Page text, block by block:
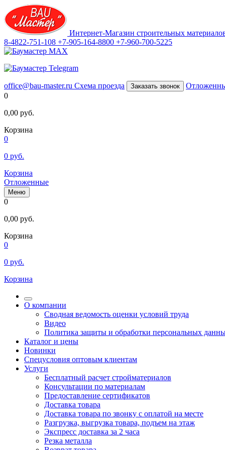
Интернет-Магазин строительных
8-4822-751-108 +7-905-164-8800 +7-960-700-5225
office@bau-master.ru Схема проезда Заказать звонок
0
0,00 руб.
Корзина
0
0 руб.
Корзина
Отложенные
Меню
0
0,00 руб.
Корзина
0
0 руб.
Корзина
О компании
Сводная ведомость оценки условий труда
Видео
Политика защиты и обработки персональных
Каталог и цены
Новинки
Спецусловия оптовым клиентам
Услуги
Бесплатный расчет стройматериалов
Консультации по материалам
Предоставление сертификатов
Доставка товара
Доставка товара по звонку с оплатой на месте
Разгрузка, выгрузка товара, подъем на этаж
Экспресс доставка за 2 часа
Резка металла